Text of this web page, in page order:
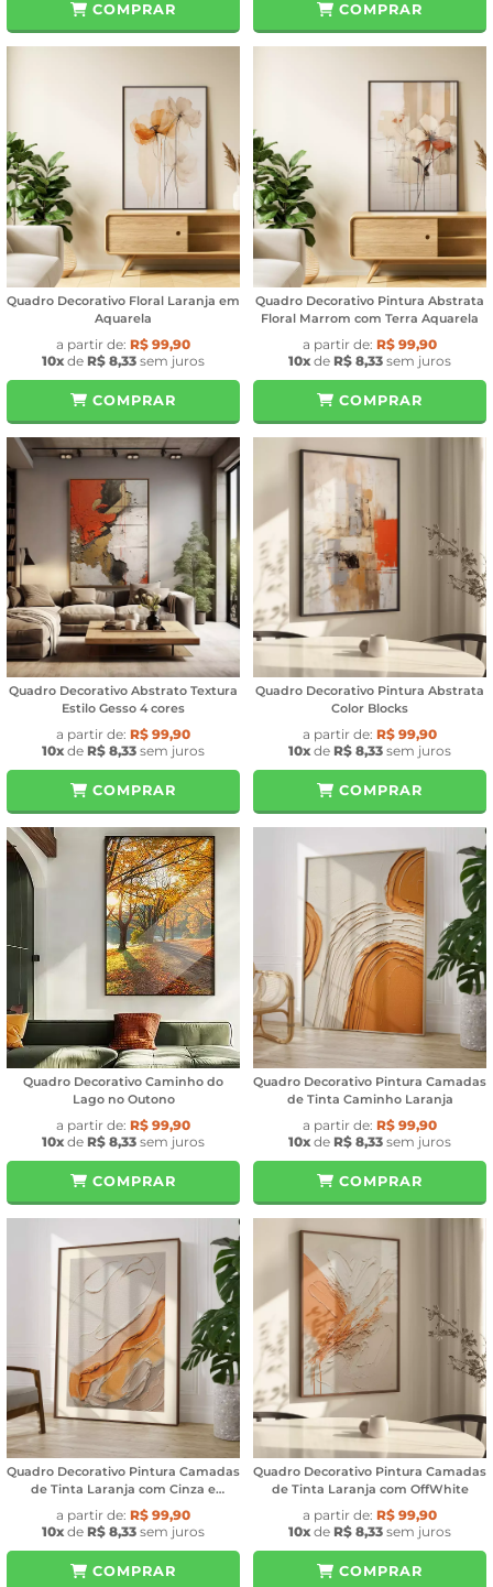
COMPRAR COMPRAR
Quadro Decorativo Floral Laranja em
Aquarela
a partir de: R$ 99,90
10x de R$ 8,33 sem juros
COMPRAR
Quadro Decorativo Pintura Abstrata
Floral Marrom com Terra Aquarela
a partir de: R$ 99,90
10x de R$ 8,33 sem juros
COMPRAR
Quadro Decorativo Abstrato Textura
Estilo Gesso 4 cores
a partir de: R$ 99,90
10x de R$ 8,33 sem juros
COMPRAR
Quadro Decorativo Pintura Abstrata
Color Blocks
a partir de: R$ 99,90
10x de R$ 8,33 sem juros
COMPRAR
Quadro Decorativo Caminho do
Lago no Outono
a partir de: R$ 99,90
10x de R$ 8,33 sem juros
COMPRAR
Quadro Decorativo Pintura Camadas
de Tinta Caminho Laranja
a partir de: R$ 99,90
10x de R$ 8,33 sem juros
COMPRAR
Quadro Decorativo Pintura Camadas
de Tinta Laranja com Cinza e
OffWhite
a partir de: R$ 99,90
10x de R$ 8,33 sem juros
COMPRAR
Quadro Decorativo Pintura Camadas
de Tinta Laranja com OffWhite
a partir de: R$ 99,90
10x de R$ 8,33 sem juros
COMPRAR